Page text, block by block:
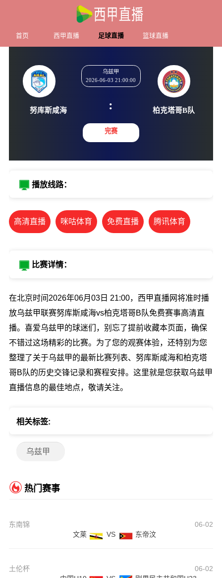
首页 西甲直播 足球直播 篮球直播
乌兹甲
2026-06-03 21:00:00
:
完赛
播放线路：
高清直播 咪咕体育 免费直播 腾讯体育
比赛详情：
在北京时间2026年06月03日 21:00，西甲直播网将准时播
放乌兹甲联赛努库斯咸海vs柏克塔哥B队免费赛事高清直
播。喜爱乌兹甲的球迷们，别忘了提前收藏本页面，确保
不错过这场精彩的比赛。为了您的观赛体验，还特别为您
整理了关于乌兹甲的最新比赛列表、努库斯咸海和柏克塔
哥B队的历史交锋记录和赛程安排。这里就是您获取乌兹甲
直播信息的最佳地点，敬请关注。
相关标签:
乌兹甲
热门赛事
东南锦
06-02
文莱
VS 东帝汶
土伦杯
06-02